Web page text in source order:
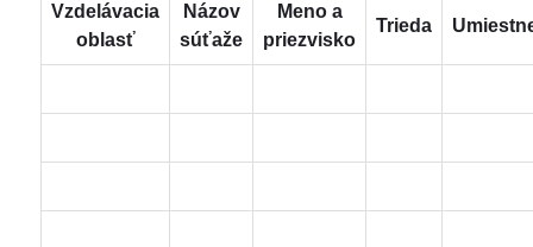
Vzdelávacia
oblasť
Názov
súťaže
Meno a
priezvisko
Trieda